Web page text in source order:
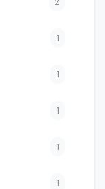
1
1
1
1
1